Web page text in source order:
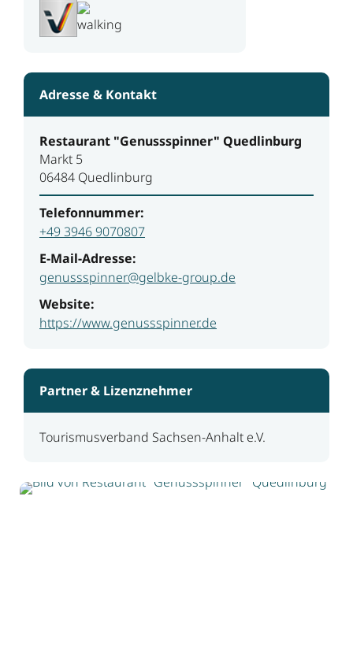
Adresse & Kontakt
Restaurant "Genussspinner" Quedlinburg
Markt 5
06484 Quedlinburg
Telefonnummer:
+49 3946 9070807
E-Mail-Adresse:
genussspinner@gelbke-group.de
Website:
https://www.genussspinner.de
Partner & Lizenznehmer
Tourismusverband Sachsen-Anhalt e.V.